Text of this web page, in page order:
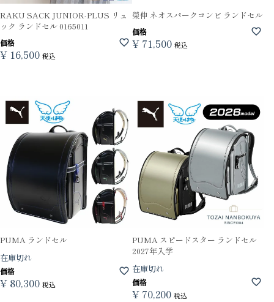
RAKU SACK JUNIOR-PLUS リュ
ック ランドセル 0165011
価格
¥ 16,500 税込
榮伸 ネオスパークコンビ ランドセル
価格
¥ 71,500 税込
PUMA ランドセル
在庫切れ
価格
¥ 80,300 税込
PUMA スピードスター ランドセル
2027年入学
在庫切れ
価格
¥ 70,200 税込